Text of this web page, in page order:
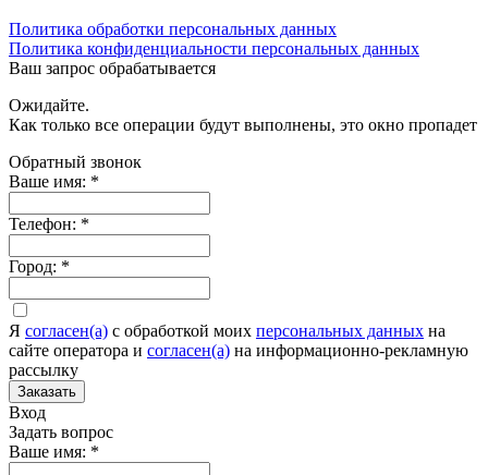
Политика обработки персональных данных
Политика конфиденциальности персональных данных
Ваш запрос обрабатывается
Ожидайте.
Как только все операции будут выполнены, это окно пропадет
Обратный звонок
Ваше имя: *
Телефон: *
Город: *
Я согласен(а) c обработкой моих персональных данных на
сайте оператора и согласен(а) на информационно-рекламную
рассылку
Заказать
Вход
Задать вопрос
Ваше имя: *